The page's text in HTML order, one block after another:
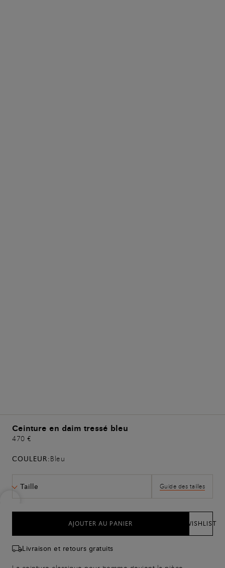
Ceinture en daim tressé bleu
470 €
COULEUR:Bleu
Taille Guide des tailles
AJOUTER AU PANIER WISHLIST
Livraison et retours gratuits